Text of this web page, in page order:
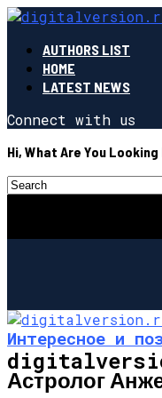
AUTHORS LIST
HOME
LATEST NEWS
Connect with us
Hi, What Are You Looking
Интересное и
Астролог